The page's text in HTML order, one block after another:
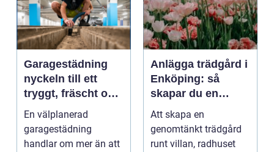
Garagestädning
nyckeln till ett
tryggt, fräscht och
hållbart garage
En välplanerad
garagestädning
handlar om mer än att
Anlägga trädgård i
Enköping: så
skapar du en
hållbar och
harmonisk
utemiljö
Att skapa en
genomtänkt trädgård
runt villan, radhuset